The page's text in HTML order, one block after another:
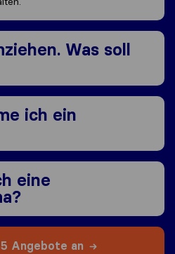
Was soll
ich ein
eine
Angebote an